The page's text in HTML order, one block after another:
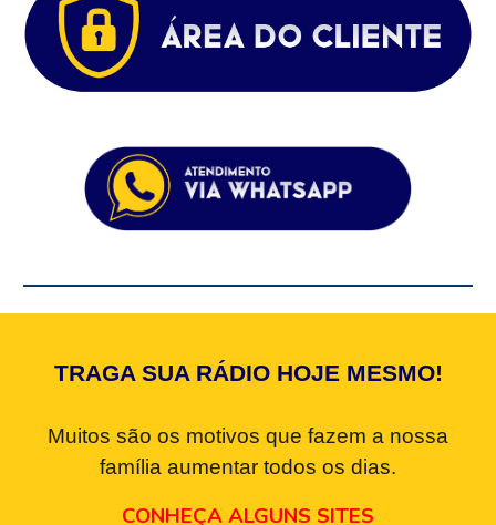
TRAGA SUA RÁDIO HOJE MESMO!
Muitos são os motivos que fazem a nossa
família aumentar todos os dias.
CONHEÇA ALGUNS SITES